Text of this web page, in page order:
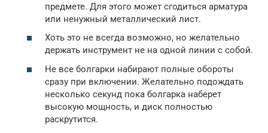
предмете. Для этого может сгодиться арматура
или ненужный металлический лист.
Хоть это не всегда возможно, но желательно
держать инструмент не на одной линии с собой.
Не все болгарки набирают полные обороты
сразу при включении. Желательно подождать
несколько секунд пока болгарка наберет
высокую мощность, и диск полностью
раскрутится.